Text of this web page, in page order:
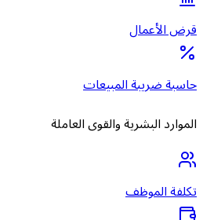
قرض الأعمال
حاسبة ضريبة المبيعات
الموارد البشرية والقوى العاملة
تكلفة الموظف